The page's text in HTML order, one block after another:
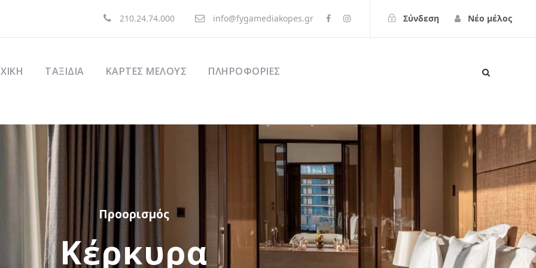
210.24.74.000 info@fygamediakopes.gr Σύνδεση Νέο μέλος
ΤΑΞΊΔΙΑ ΚΑΡΤΕΣ ΜΕΛΟΥΣ ΠΛΗΡΟΦΟΡΙΕΣ
Προορισμός
Κέρκυρα